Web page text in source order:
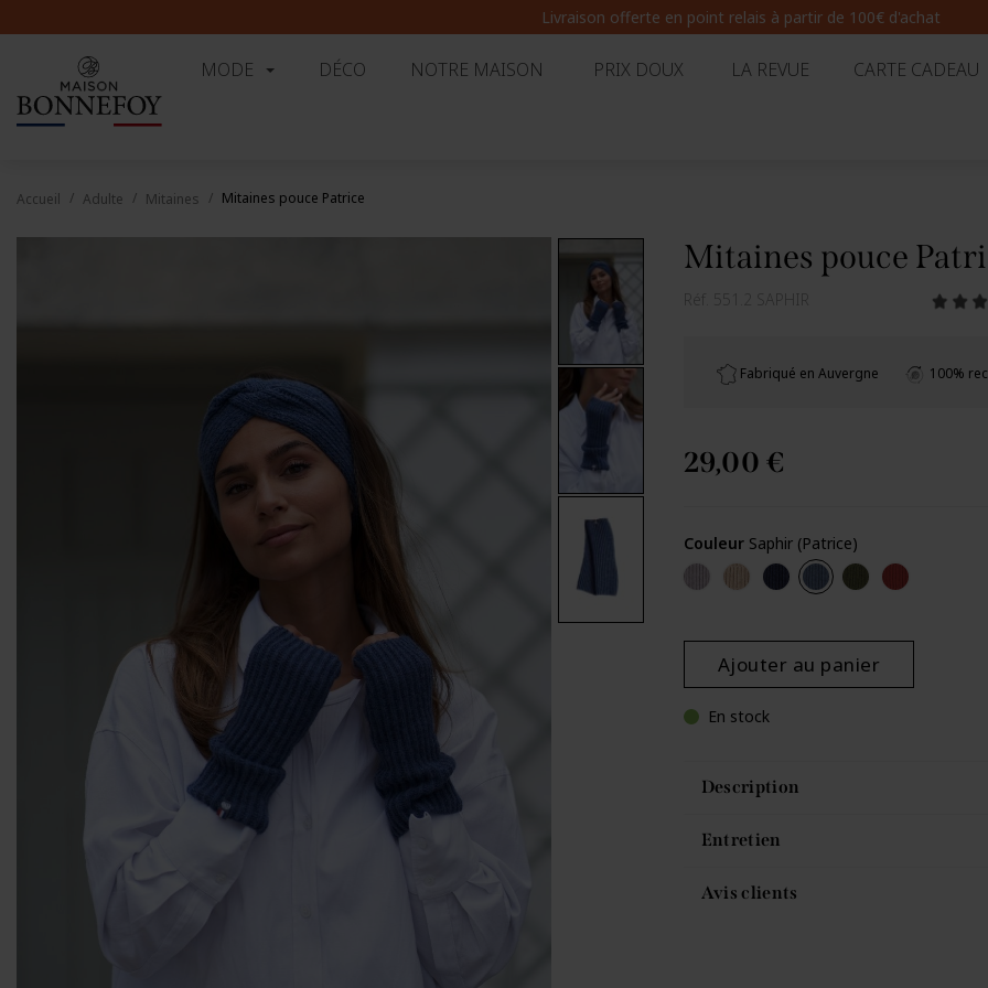
Livraison offerte en point relais à partir de 100€ d'achat
MODE DÉCO NOTRE MAISON PRIX DOUX LA REVUE CARTE CADEAU
Accueil Adulte Mitaines Mitaines pouce Patrice
Mitaines pouce
Réf. 551.2 SAPHIR
Fabriqué en Auvergne 100%
29,00 €
Couleur Saphir (Patrice)
Gris clair (Patrice)
Ficelle (Patrice)
Marine (Patrice)
Saphir (Patrice)
Fougère (Patrice)
Laqué
Ajouter au panier
En stock
Description
Entretien
Avis clients